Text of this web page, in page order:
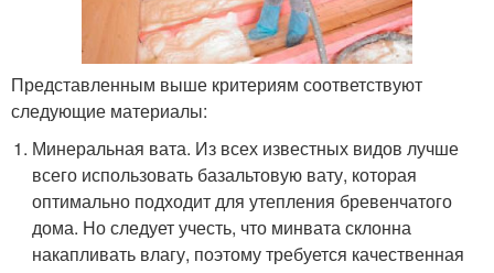
Представленным выше критериям соответствуют
следующие материалы:
Минеральная вата. Из всех известных видов лучше
всего использовать базальтовую вату, которая
оптимально подходит для утепления бревенчатого
дома. Но следует учесть, что минвата склонна
накапливать влагу, поэтому требуется качественная